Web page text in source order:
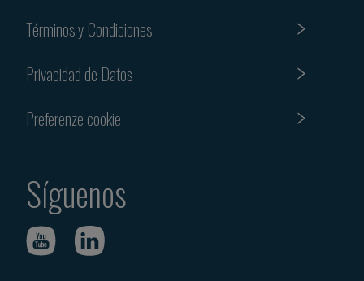
Términos y Condiciones
Privacidad de Datos
Preferenze cookie
Síguenos